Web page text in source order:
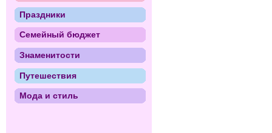
Праздники
Семейный бюджет
Знаменитости
Путешествия
Мода и стиль